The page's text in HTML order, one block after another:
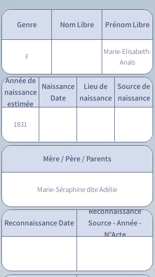
Genre Nom Libre Prénom Libre
F
Marie-Elisabeth-
Anaïs
Année de
naissance
estimée
Naissance
Date
Lieu de
naissance
Source de
naissance
1831
Mère / Père / Parents
Marie-Séraphine dite Adélie
Reconnaissance Date
Reconnaissance
Source - Année -
N°Acte